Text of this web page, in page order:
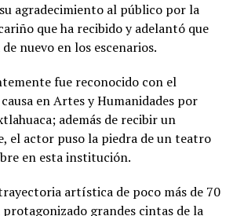
agradecimiento al público por la
que ha recibido y adelantó que
nuevo en los escenarios.
fue reconocido con el
en Artes y Humanidades por
además de recibir un
el actor puso la piedra de un teatro
en esta institución.
artística de poco más de 70
protagonizado grandes cintas de la